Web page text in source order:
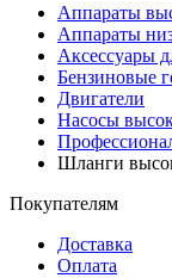
Аппараты
Аппараты
Аксессуары
Бензиновые
Двигатели
Насосы
Шланги
Покупателям
Доставка
Оплата